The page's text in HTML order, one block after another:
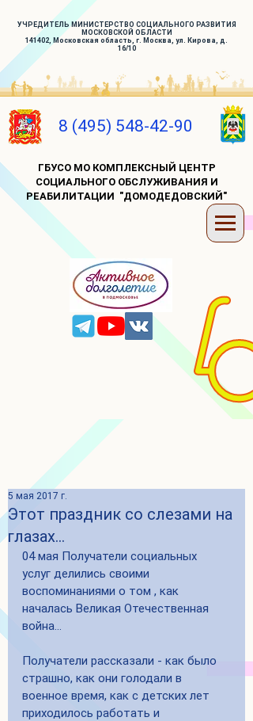
УЧРЕДИТЕЛЬ МИНИСТЕРСТВО СОЦИАЛЬНОГО РАЗВИТИЯ
МОСКОВСКОЙ ОБЛАСТИ
141402, Московская область, г. Москва, ул. Кирова, д.
16/10
8 (495) 548-42-90
ГБУСО МО КОМПЛЕКСНЫЙ ЦЕНТР
СОЦИАЛЬНОГО ОБСЛУЖИВАНИЯ И
РЕАБИЛИТАЦИИ "ДОМОДЕДОВСКИЙ"
Этот праздник со слезами на
глазах...
5 мая 2017 г.
04 мая Получатели социальных
услуг делились своими
воспоминаниями о том , как
началась Великая Отечественная
война…
Получатели рассказали - как было
страшно, как они голодали в
военное время, как с детских лет
приходилось работать и